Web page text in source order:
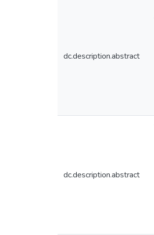
dc.description.abstract
dc.description.abstract